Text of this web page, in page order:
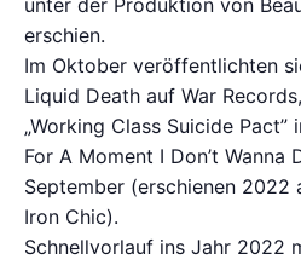
erschien.
Im Oktober veröffentlichten
Liquid Death auf War
„Working Class Suicide Pact”
For A Moment I Don’t Wanna
September (erschienen 2022
Iron Chic).
Schnellvorlauf ins Jahr 2022